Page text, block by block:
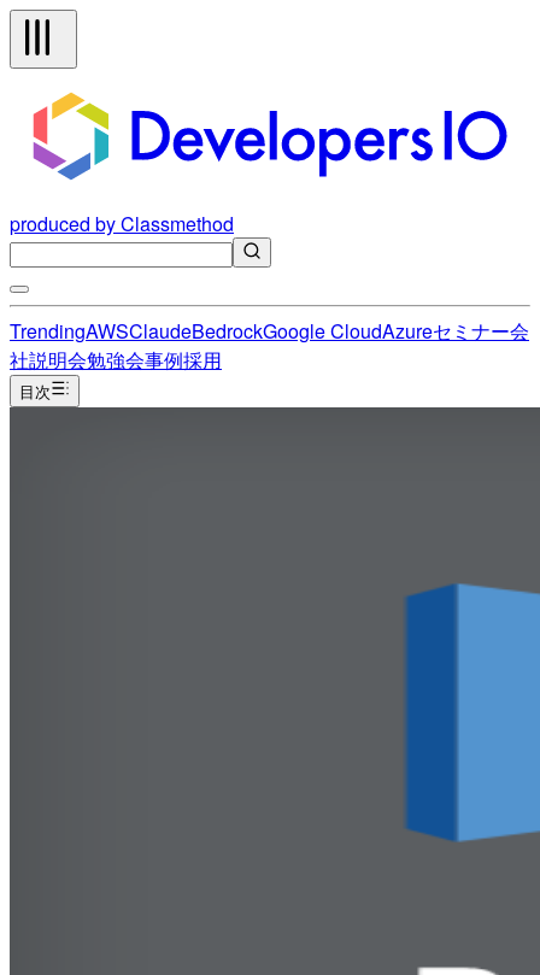
produced by Classmethod
TrendingAWSClaudeBedrockGoogle CloudAzureセミナー会
社説明会勉強会事例採用
目次